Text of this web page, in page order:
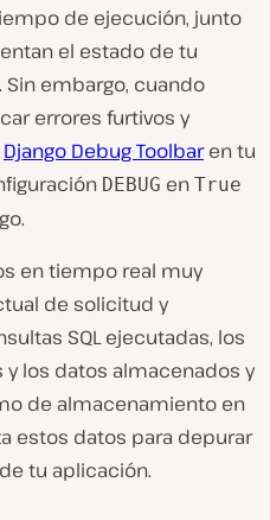
de ejecución, junto
el estado de tu
embargo, cuando
errores furtivos y
Django Debug Toolbaren tu
DEBUG en True
en tiempo real muy
de solicitud y
SQL ejecutadas, los
los datos almacenados y
de almacenamiento en
estos datos para depurar
tu aplicación.